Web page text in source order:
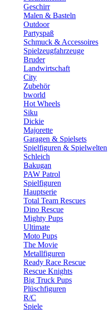
Geschirr
Malen & Basteln
Outdoor
Partyspaß
Schmuck & Accessoires
Spielzeugfahrzeuge
Bruder
Landwirtschaft
City
Zubehör
bworld
Hot Wheels
Siku
Dickie
Majorette
Garagen & Spielsets
Spielfiguren & Spielwelten
Schleich
Bakugan
PAW Patrol
Spielfiguren
Hauptserie
Total Team Rescues
Dino Rescue
Mighty Pups
Ultimate
Moto Pups
The Movie
Metallfiguren
Ready Race Rescue
Rescue Knights
Big Truck Pups
Plüschfiguren
R/C
Spiele